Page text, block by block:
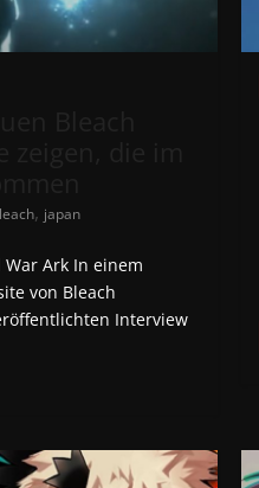
, japan
Ark In einem
von Bleach
Interview